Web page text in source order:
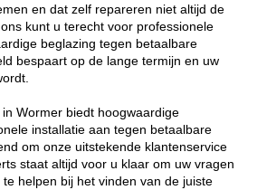
en dat zelf repareren niet altijd de
kunt u terecht voor professionele
beglazing tegen betaalbare
bespaart op de lange termijn en uw
Wormer biedt hoogwaardige
installatie aan tegen betaalbare
om onze uitstekende klantenservice
staat altijd voor u klaar om uw vragen
helpen bij het vinden van de juiste